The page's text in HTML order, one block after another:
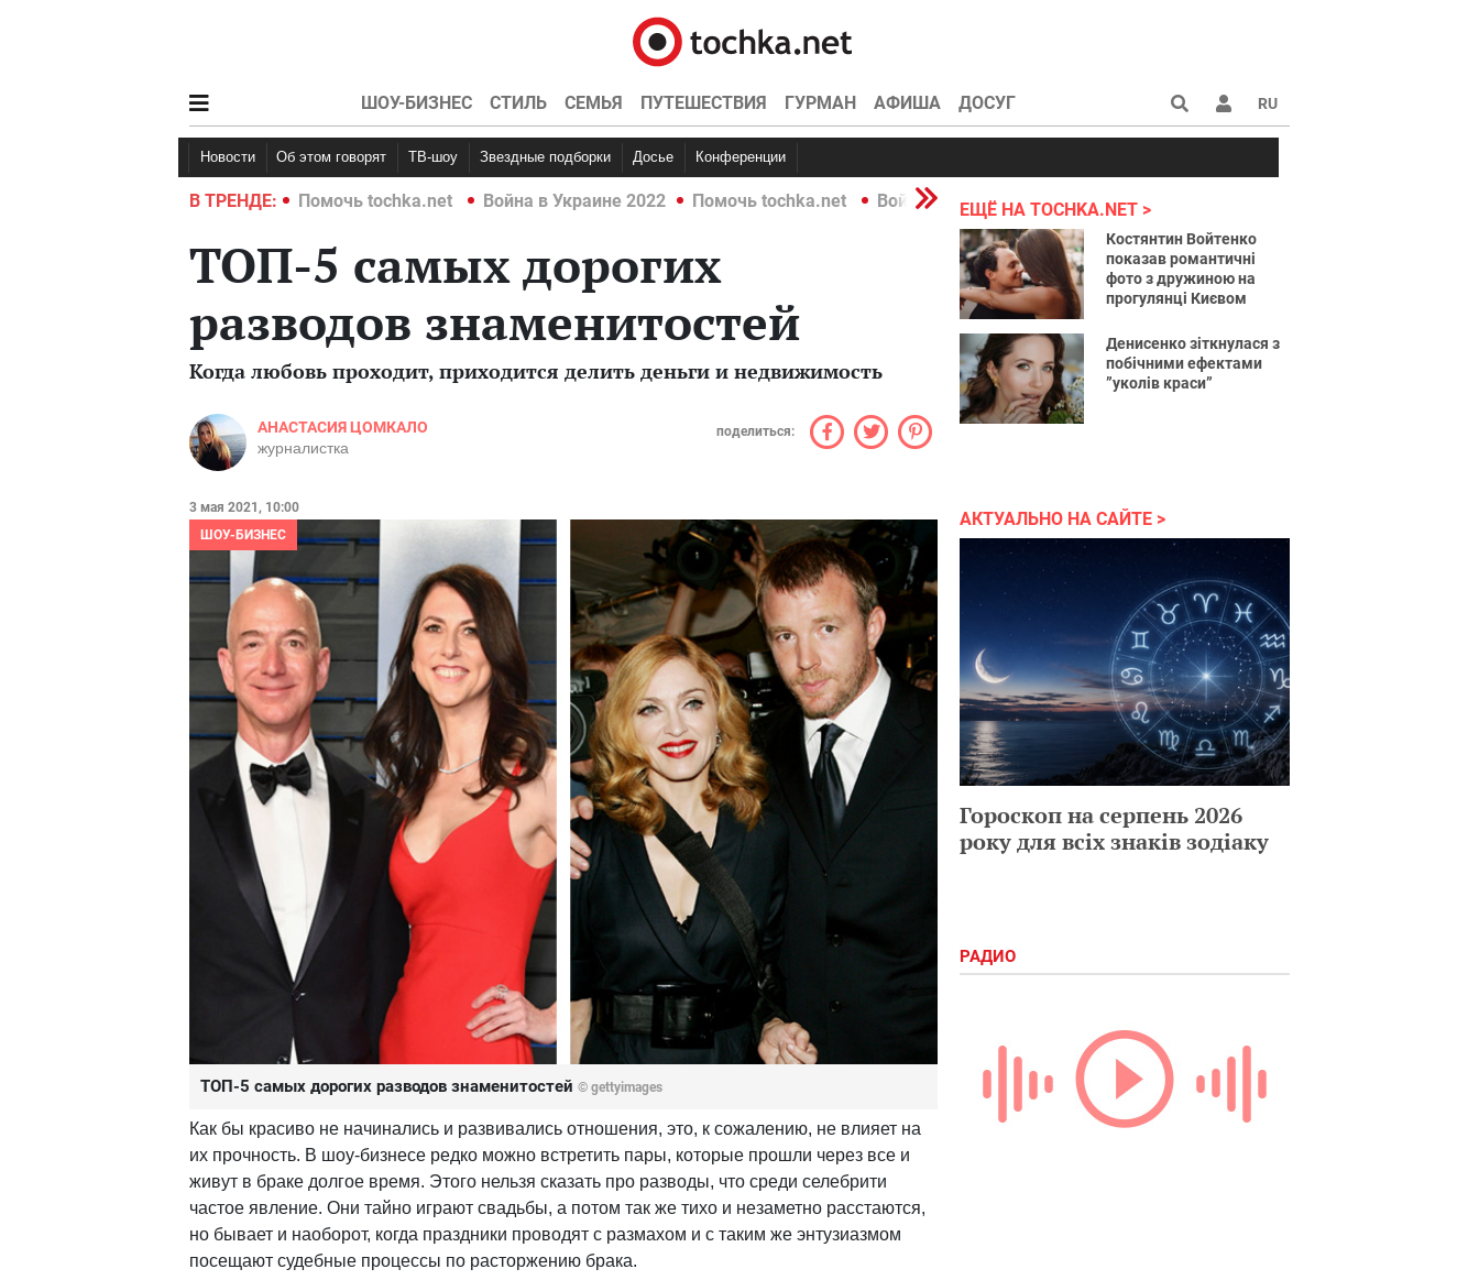
ШОУ-БИЗНЕС СТИЛЬ СЕМЬЯ ПУТЕШЕСТВИЯ ГУРМАН АФИША ДОСУГ RU
Новости Об этом говорят ТВ-шоу Звездные подборки Досье Конференции
В ТРЕНДЕ:
Война в Украине 2022 Помочь tochka.net Война в Украине 2022 Помочь tochka.net Война в Украине 2022
ТОП-5 самых дорогих
разводов знаменитостей
Когда любовь проходит, приходится делить деньги и недвижимость
АНАСТАСИЯ ЦОМКАЛО
журналистка
поделиться:
3 мая 2021, 10:00
ШОУ-БИЗНЕС
ТОП-5 самых дорогих разводов знаменитостей © gettyimages
Как бы красиво не начинались и развивались отношения, это, к сожалению, не влияет на
их прочность. В шоу-бизнесе редко можно встретить пары, которые прошли через все и
живут в браке долгое время. Этого нельзя сказать про разводы, что среди селебрити
частое явление. Они тайно играют свадьбы, а потом так же тихо и незаметно расстаются,
но бывает и наоборот, когда праздники проводят с размахом и с таким же энтузиазмом
посещают судебные процессы по расторжению брака.
ЕЩЁ НА TOCHKA.NET
Костянтин Войтенко
показав романтичні
фото з дружиною на
прогулянці Києвом
Денисенко зіткнулася з
побічними ефектами
”уколів краси”
АКТУАЛЬНО НА САЙТЕ
Гороскоп на серпень 2026
року для всіх знаків зодіаку
РАДИО